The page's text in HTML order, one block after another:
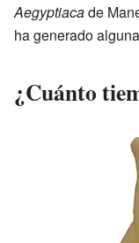
Aegyptiacade
ha generado
¿Cuánto